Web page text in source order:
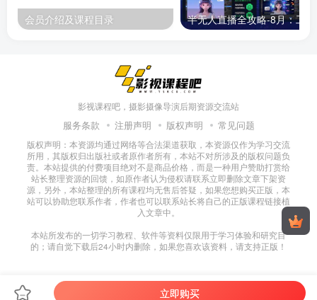
会员介绍及课程目录
影视课程吧，摄影摄像导演后期资源交流站
服务条款 注册声明 版权声明 常见问题
版权声明：本资源均通过网络等合法渠道获取，本资源仅作为学习交流
所用，其版权归出版社或者原作者所有，本站不对所涉及的版权问题负
责。本站提供的付费项目绝对不是商品价格，而是一种用户赞助打赏给
站长整理资源的回馈，如原作者认为侵权请联系立即删除文章下架资
源，另外，本站整理的所有课程均无售后答疑，如果您想购买正版，本
站可以协助您联系作者，作者也可以联系站长将自己的正版课程链接植
入文章中。
本站所发布的一切学习教程、软件等资料仅限用于学习体验和研究目
的；请自觉下载后24小时内删除，如果您喜欢该资料，请支持正版！
立即购买